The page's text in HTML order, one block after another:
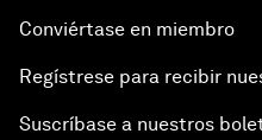
Conviértase en miembro
Regístrese para recibir
Suscríbase a nuestros